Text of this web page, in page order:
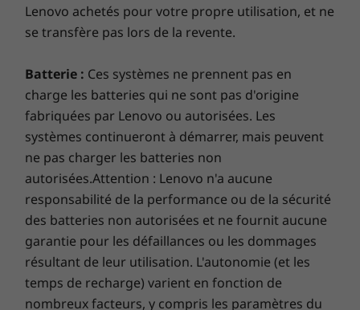
Moniteur, clavier sans fil et souris sans fil vendus séparément
CRÉDIBILITÉ ET COLLABORATION
Durabilité
Notre objectif est de fournir une technologie
plus intelligente qui contribue à bâtir un avenir
plus radieux et plus durable pour nos clients,
nos communautés et notre planète. C'est
pourquoi nous recherchons des labels et des
certifications de pointe qui démontrent notre
engagement envers la durabilité dans la
Plus d’informations
Liste complète des spécifications pour les numéros de
pièces commençant par 91CX disponible ici
*Les spécifications ne sont pas toutes disponibles sur
lenovo.com
Les spécifications peuvent varier selon la région/le modèle et la
disponibilité.
Lenovo achetés pour votre propre utilisation, et ne
se transfère pas lors de la revente.
Batterie : Ces systèmes ne prennent pas en
charge les batteries qui ne sont pas d'origine
fabriquées par Lenovo ou autorisées. Les
systèmes continueront à démarrer, mais peuvent
ne pas charger les batteries non
autorisées.Attention : Lenovo n'a aucune
responsabilité de la performance ou de la sécurité
des batteries non autorisées et ne fournit aucune
garantie pour les défaillances ou les dommages
résultant de leur utilisation. L'autonomie (et les
temps de recharge) varient en fonction de
nombreux facteurs, y compris les paramètres du